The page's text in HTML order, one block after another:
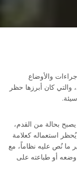
والأوضاع
والتي كان أبرزها حظر
بحالة من القدم،
استعماله كعلامة
ما نُص عليه نظاماً، مع
أو طباعته على